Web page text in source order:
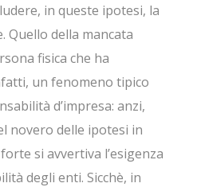
in queste ipotesi, la
Quello della mancata
fisica che ha
un fenomeno tipico
d’impresa: anzi,
novero delle ipotesi in
si avvertiva l’esigenza
degli enti. Sicchè, in